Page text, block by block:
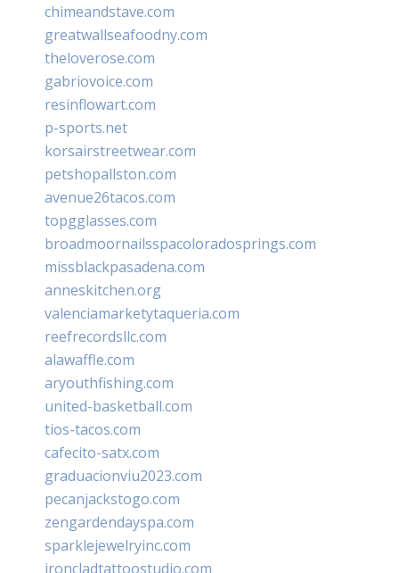
chimeandstave.com
greatwallseafoodny.com
theloverose.com
gabriovoice.com
resinflowart.com
p-sports.net
korsairstreetwear.com
petshopallston.com
avenue26tacos.com
topgglasses.com
broadmoornailsspacoloradosprings.com
missblackpasadena.com
anneskitchen.org
valenciamarketytaqueria.com
reefrecordsllc.com
alawaffle.com
aryouthfishing.com
united-basketball.com
tios-tacos.com
cafecito-satx.com
graduacionviu2023.com
pecanjackstogo.com
zengardendayspa.com
sparklejewelryinc.com
ironcladtattoostudio.com